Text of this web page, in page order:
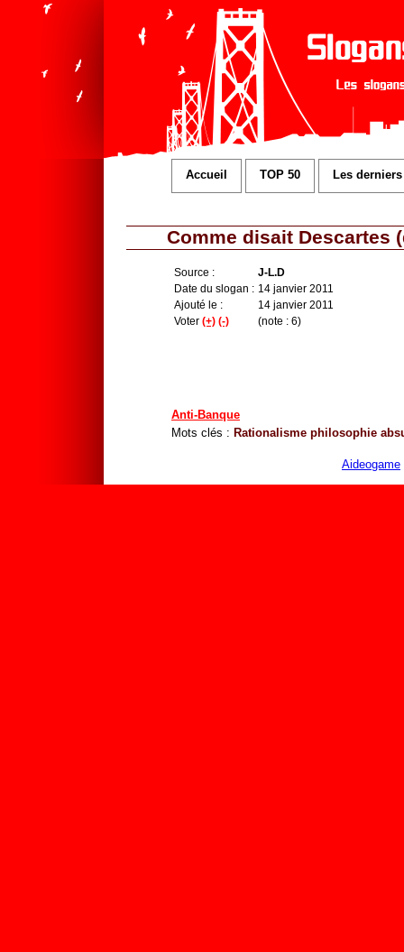
Accueil TOP 50 Les derniers
Comme disait Descartes
Source :
J-L.D
Date du slogan : 14 janvier 2011
Ajouté le :
14 janvier 2011
Voter (+) (-) (note : 6)
Anti-Banque
Mots clés : Rationalisme philosophie
Aideogame